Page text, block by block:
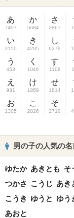
あ
7497
い
2150
う
453
え
931
お
1305
か
5684
き
4295
く
1046
け
1859
こ
2826
さ
2867
し
6279
す
1108
せ
1814
そ
2710
男の子の人気の名
ゆたか あきとも そ
つかさ こうじ あき
こうき ゆうと ゆう
あおと